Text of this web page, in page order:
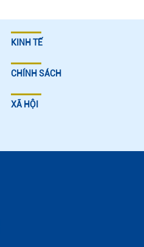
KINH TẾ
CHÍNH SÁCH
XÃ HỘI